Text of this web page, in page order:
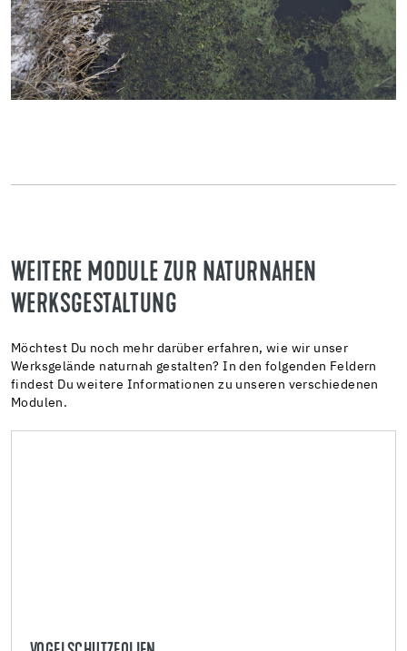
WEITERE MODULE ZUR NATURNAHEN
WERKSGESTALTUNG
Möchtest Du noch mehr darüber erfahren, wie wir unser
Werksgelände naturnah gestalten? In den folgenden Feldern
findest Du weitere Informationen zu unseren verschiedenen
Modulen.